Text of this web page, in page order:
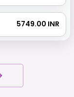
₹ 5749.00 INR